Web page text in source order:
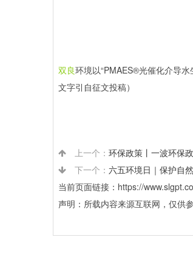
双良环境以“PMAES®光催化介导
文字引自征文投稿）
上一个： 环保政策丨一波环保
下一个： 六五环境日｜保护自
当前页面链接：https://
声明：所载内容来源互联网，仅供